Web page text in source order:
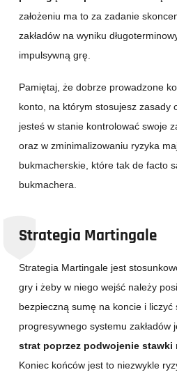
założeniu ma to za zadanie
zakładów na wyniku
impulsywną grę.
Pamiętaj, że dobrze prowadzone
konto, na którym stosujesz zasady
jesteś w stanie kontrolować swoje
oraz w zminimalizowaniu ryzyka
bukmacherskie, które tak de facto
bukmachera.
Strategia Martingale
Strategia Martingale jest
gry i żeby w niego wejść należy
bezpieczną sumę na koncie i
progresywnego systemu zakładów
strat poprzez podwojenie stawki
Koniec końców jest to niezwykle